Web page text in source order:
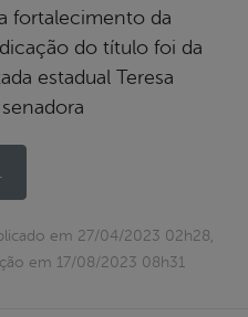
fortalecimento da
do título foi da
estadual Teresa
em 27/04/2023 02h28,
em 17/08/2023 08h31